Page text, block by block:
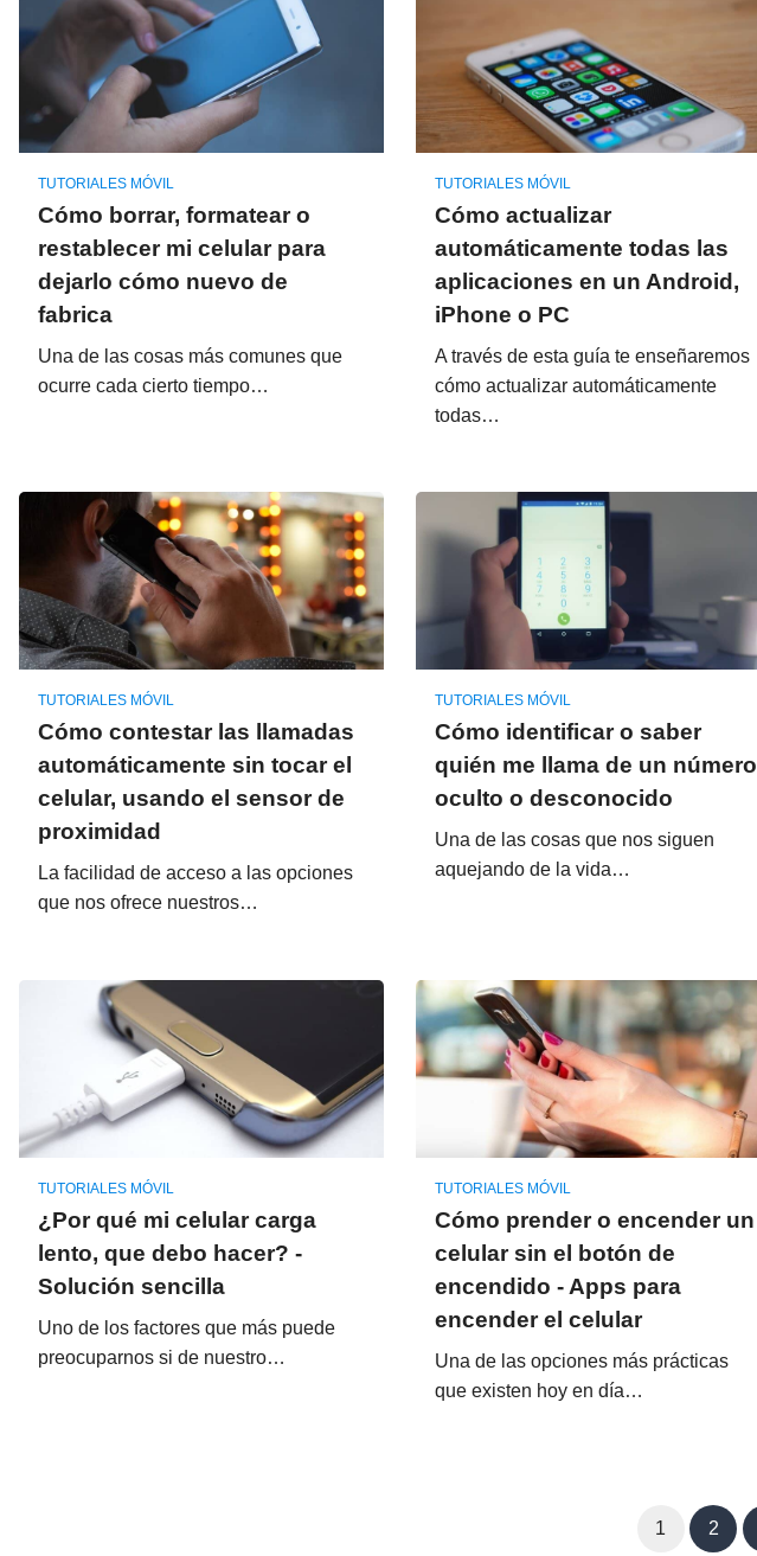
TUTORIALES MÓVIL
Cómo borrar, formatear o
restablecer mi celular para
dejarlo cómo nuevo de
fabrica
Una de las cosas más comunes que
ocurre cada cierto tiempo…
TUTORIALES MÓVIL
Cómo actualizar
automáticamente todas las
aplicaciones en un Android,
iPhone o PC
A través de esta guía te enseñaremos
cómo actualizar automáticamente
todas…
TUTORIALES MÓVIL
Cómo contestar las llamadas
automáticamente sin tocar el
celular, usando el sensor de
proximidad
La facilidad de acceso a las opciones
que nos ofrece nuestros…
TUTORIALES MÓVIL
Cómo identificar o saber
quién me llama de un número
oculto o desconocido
Una de las cosas que nos siguen
aquejando de la vida…
TUTORIALES MÓVIL
¿Por qué mi celular carga
lento, que debo hacer? -
Solución sencilla
Uno de los factores que más puede
preocuparnos si de nuestro…
TUTORIALES MÓVIL
Cómo prender o encender un
celular sin el botón de
encendido - Apps para
encender el celular
Una de las opciones más prácticas
que existen hoy en día…
1 2